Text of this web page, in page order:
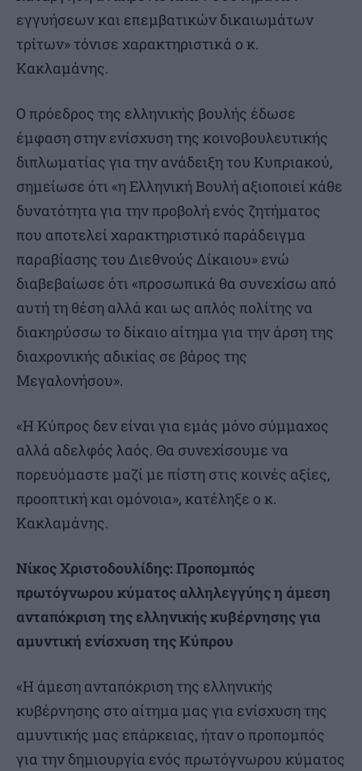
εγγυήσεων και επεμβατικών δικαιωμάτων
τρίτων» τόνισε χαρακτηριστικά ο κ.
Κακλαμάνης.
Ο πρόεδρος της ελληνικής βουλής έδωσε
έμφαση στην ενίσχυση της κοινοβουλευτικής
διπλωματίας για την ανάδειξη του Κυπριακού,
σημείωσε ότι «η Ελληνική Βουλή αξιοποιεί κάθε
δυνατότητα για την προβολή ενός ζητήματος
που αποτελεί χαρακτηριστικό παράδειγμα
παραβίασης του Διεθνούς Δίκαιου» ενώ
διαβεβαίωσε ότι «προσωπικά θα συνεχίσω από
αυτή τη θέση αλλά και ως απλός πολίτης να
διακηρύσσω το δίκαιο αίτημα για την άρση της
διαχρονικής αδικίας σε βάρος της
Μεγαλονήσου».
«Η Κύπρος δεν είναι για εμάς μόνο σύμμαχος
αλλά αδελφός λαός. Θα συνεχίσουμε να
πορευόμαστε μαζί με πίστη στις κοινές αξίες,
προοπτική και ομόνοια», κατέληξε ο κ.
Κακλαμάνης.
Νίκος Χριστοδουλίδης: Προπομπός
πρωτόγνωρου κύματος αλληλεγγύης η άμεση
ανταπόκριση της ελληνικής κυβέρνησης για
αμυντική ενίσχυση της Κύπρου
«Η άμεση ανταπόκριση της ελληνικής
κυβέρνησης στο αίτημα μας για ενίσχυση της
αμυντικής μας επάρκειας, ήταν ο προπομπός
για την δημιουργία ενός πρωτόγνωρου κύματος